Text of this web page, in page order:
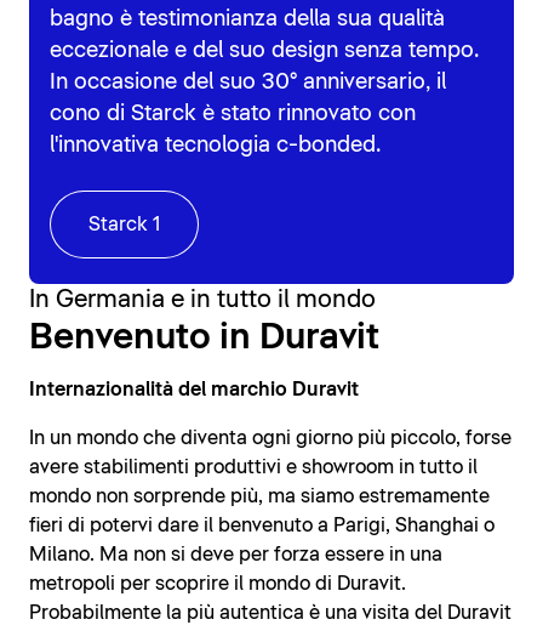
bagno è testimonianza della sua qualità
eccezionale e del suo design senza tempo.
In occasione del suo 30° anniversario, il
cono di Starck è stato rinnovato con
l'innovativa tecnologia c-bonded.
Starck 1
In Germania e in tutto il mondo
Benvenuto in Duravit
Internazionalità del marchio Duravit
In un mondo che diventa ogni giorno più piccolo, forse
avere stabilimenti produttivi e showroom in tutto il
mondo non sorprende più, ma siamo estremamente
fieri di potervi dare il benvenuto a Parigi, Shanghai o
Milano. Ma non si deve per forza essere in una
metropoli per scoprire il mondo di Duravit.
Probabilmente la più autentica è una visita del Duravit